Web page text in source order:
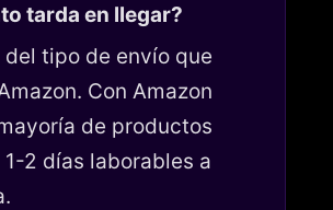
tarda en llegar?
del tipo de envío que
Con Amazon
de productos
1-2 días laborables a